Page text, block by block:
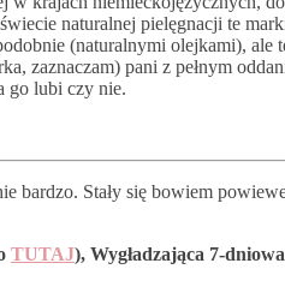
naturalnej pielęgnacji te
(naturalnymi olejkami),
zaznaczam) pani z pełnym
go lubi czy nie.
bardzo. Stały się bowiem
TUTAJ), Wygładzająca 7-